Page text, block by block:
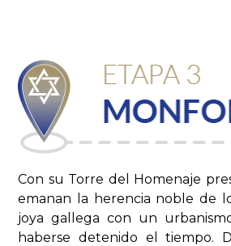
Con su Torre del Homenaje
emanan la herencia noble de
joya gallega con un
haberse detenido el tiempo.